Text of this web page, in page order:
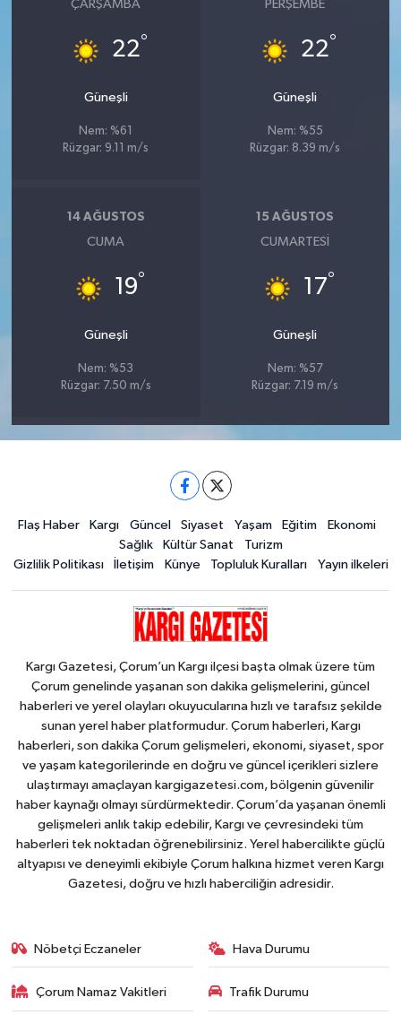
ÇARŞAMBA
22°
Güneşli
Nem: %61
Rüzgar: 9.11 m/s
PERŞEMBE
22°
Güneşli
Nem: %55
Rüzgar: 8.39 m/s
14 AĞUSTOS
CUMA
19°
Güneşli
Nem: %53
Rüzgar: 7.50 m/s
15 AĞUSTOS
CUMARTESI
17°
Güneşli
Nem: %57
Rüzgar: 7.19 m/s
Flaş Haber Kargı Güncel Siyaset Yaşam Eğitim
Ekonomi
Sağlık
Kültür Sanat
Turizm
Gizlilik Politikası
İletişim Künye Topluluk Kuralları Yayın ilkeleri
Kargı Gazetesi, Çorum’un Kargı ilçesi başta olmak üzere tüm
Çorum genelinde yaşanan son dakika gelişmelerini, güncel
haberleri ve yerel olayları okuyucularına hızlı ve tarafsız şekilde
sunan yerel haber platformudur. Çorum haberleri, Kargı
haberleri, son dakika Çorum gelişmeleri, ekonomi, siyaset, spor
ve yaşam kategorilerinde en doğru ve güncel içerikleri sizlere
ulaştırmayı amaçlayan kargigazetesi.com, bölgenin güvenilir
haber kaynağı olmayı sürdürmektedir. Çorum’da yaşanan önemli
gelişmeleri anlık takip edebilir, Kargı ve çevresindeki tüm
haberleri tek noktadan öğrenebilirsiniz. Yerel habercilikte güçlü
altyapısı ve deneyimli ekibiyle Çorum halkına hizmet veren Kargı
Gazetesi, doğru ve hızlı haberciliğin adresidir.
Nöbetçi Eczaneler Hava Durumu
Çorum Namaz Vakitleri Trafik Durumu